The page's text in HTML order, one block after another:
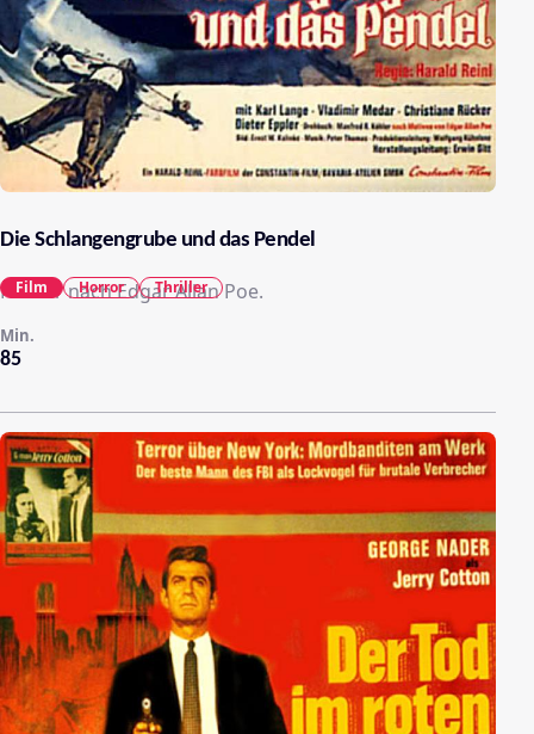
Die Schlangengrube und das Pendel
Horror nach Edgar Allan Poe.
85
Min.
Film Horror Thriller